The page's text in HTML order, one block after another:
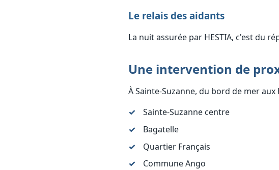
Le relais des aidants
La nuit assurée par HESTIA, c'est du
Une intervention de
À Sainte-Suzanne, du bord de mer aux
Sainte-Suzanne centre
Bagatelle
Quartier Français
Commune Ango